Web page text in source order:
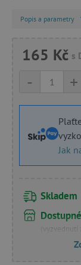
Popis a parametry
165 Kč s
+
-
Jak
Skladem
(vyzvednutí